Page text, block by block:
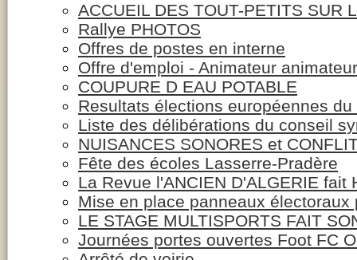
ACCUEIL DES TOUT-PETITS SUR
Rallye PHOTOS
Offres de postes en interne
Offre d'emploi - Animateur
COUPURE D EAU POTABLE
Resultats élections européennes
Liste des délibérations du conseil
NUISANCES SONORES et
Fête des écoles Lasserre-Pradère
La Revue l'ANCIEN D'ALGERIE fait
Mise en place panneaux
LE STAGE MULTISPORTS FAIT
Journées portes ouvertes Foot FC